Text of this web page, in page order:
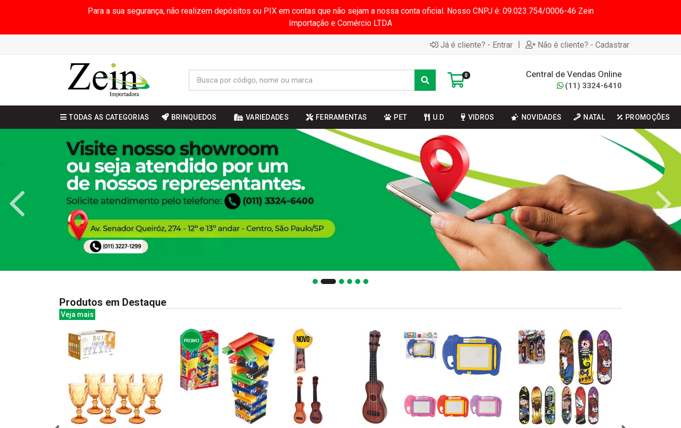
Para a sua segurança, não realizem depósitos ou PIX em contas que não sejam a nossa conta oficial. Nosso CNPJ é: 09.023.754/0006-46 Zein
Importação e Comércio LTDA
Já é cliente? - Entrar | Não é cliente? - Cadastrar
0 Central de Vendas Online
(11) 3324-6410
TODAS AS CATEGORIAS BRINQUEDOS VARIEDADES FERRAMENTAS PET U.D VIDROS NOVIDADES NATAL PROMOÇÕES
Produtos em Destaque
Veja mais